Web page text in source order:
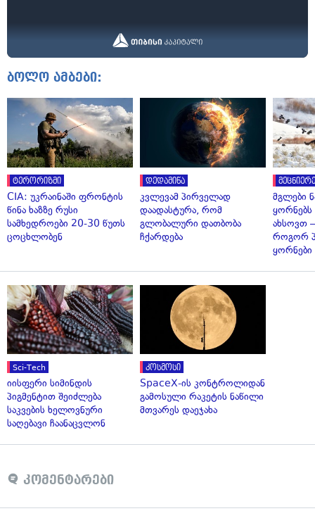
ბოლო ამბები:
ტერორიზმი
CIA: უკრაინაში ფრონტის
წინა ხაზზე რუსი
სამხედროები 20-30 წუთს
ცოცხლობენ
დედამიწა
კვლევამ პირველად
დაადასტურა, რომ
გლობალური დათბობა
ჩქარდება
მგლები
ახსოვთ
როგორ
ყორნები
Sci-Tech
იისფერი სიმინდის
პიგმენტით შეიძლება
საკვების ხელოვნური
საღებავი ჩაანაცვლონ
კოსმოსი
SpaceX-ის კონტროლიდან
გამოსული რაკეტის ნაწილი
მთვარეს დაეჯახა
კომენტარები